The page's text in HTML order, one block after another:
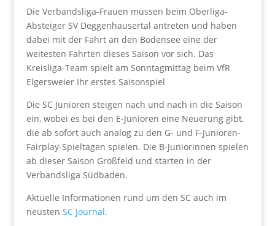
Die Verbandsliga-Frauen müssen beim Oberliga-
Absteiger SV Deggenhausertal antreten und haben
dabei mit der Fahrt an den Bodensee eine der
weitesten Fahrten dieses Saison vor sich. Das
Kreisliga-Team spielt am Sonntagmittag beim VfR
Elgersweier Ihr erstes Saisonspiel
Die SC Junioren steigen nach und nach in die Saison
ein, wobei es bei den E-Junioren eine Neuerung gibt,
die ab sofort auch analog zu den G- und F-Junioren-
Fairplay-Spieltagen spielen. Die B-Juniorinnen spielen
ab dieser Saison Großfeld und starten in der
Verbandsliga Südbaden.
Aktuelle Informationen rund um den SC auch im
neusten SC Journal.